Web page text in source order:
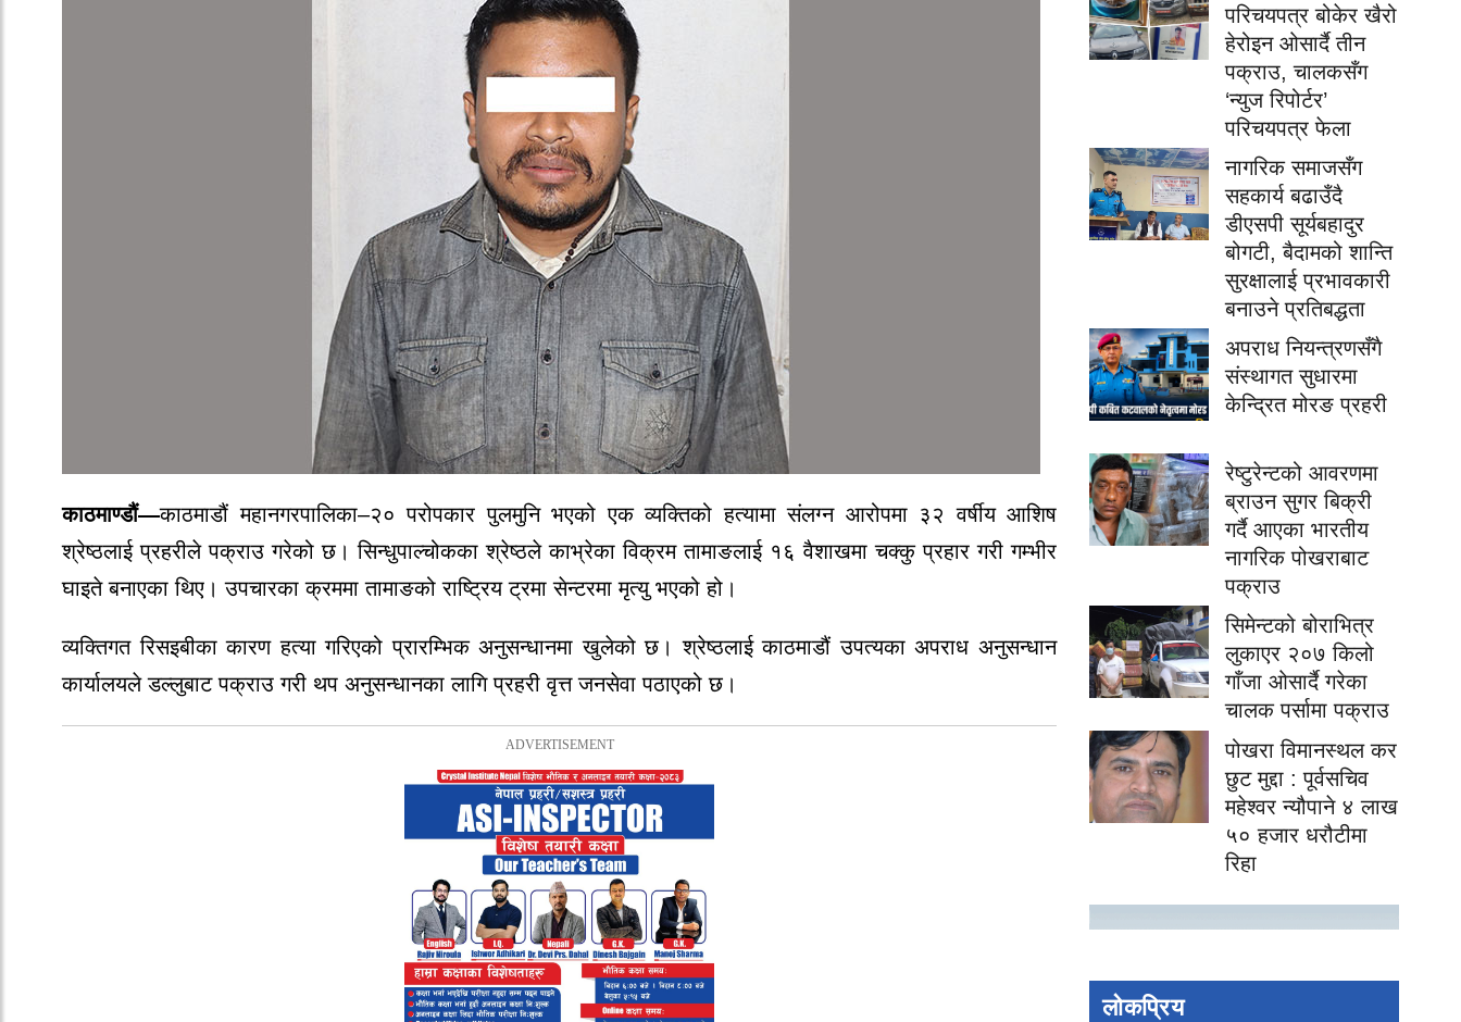
काठमाण्डौं—काठमाडौं महानगरपालिका–२० परोपकार पुलमुनि भएको एक व्यक्तिको हत्यामा संलग्न आरोपमा ३२ वर्षीय आशिष
श्रेष्ठलाई प्रहरीले पक्राउ गरेको छ। सिन्धुपाल्चोकका श्रेष्ठले काभ्रेका विक्रम तामाङलाई १६ वैशाखमा चक्कु प्रहार गरी गम्भीर
घाइते बनाएका थिए। उपचारका क्रममा तामाङको राष्ट्रिय ट्रमा सेन्टरमा मृत्यु भएको हो।
व्यक्तिगत रिसइबीका कारण हत्या गरिएको प्रारम्भिक अनुसन्धानमा खुलेको छ। श्रेष्ठलाई काठमाडौं उपत्यका अपराध अनुसन्धान
कार्यालयले डल्लुबाट पक्राउ गरी थप अनुसन्धानका लागि प्रहरी वृत्त जनसेवा पठाएको छ।
परिचयपत्र बोकेर खैरो
हेरोइन ओसार्दै तीन
पक्राउ, चालकसँग
‘न्युज रिपोर्टर’
परिचयपत्र फेला
नागरिक समाजसँग
सहकार्य बढाउँदै
डीएसपी सूर्यबहादुर
बोगटी, बैदामको शान्ति
सुरक्षालाई प्रभावकारी
बनाउने प्रतिबद्धता
अपराध नियन्त्रणसँगै
संस्थागत सुधारमा
केन्द्रित मोरङ प्रहरी
रेष्टुरेन्टको आवरणमा
ब्राउन सुगर बिक्री
गर्दै आएका भारतीय
नागरिक पोखराबाट
पक्राउ
सिमेन्टको बोराभित्र
लुकाएर २०७ किलो
गाँजा ओसार्दै गरेका
चालक पर्सामा पक्राउ
पोखरा विमानस्थल कर
छुट मुद्दा : पूर्वसचिव
महेश्वर न्यौपाने ४ लाख
५० हजार धरौटीमा
रिहा
लोकप्रिय